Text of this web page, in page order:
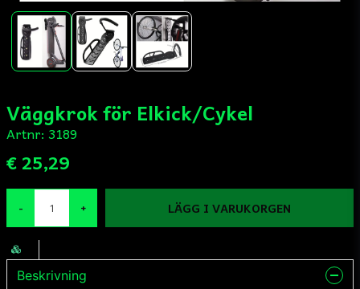
Väggkrok för Elkick/Cykel
Artnr: 3189
€ 25,29
- + LÄGG I VARUKORGEN
Beskrivning